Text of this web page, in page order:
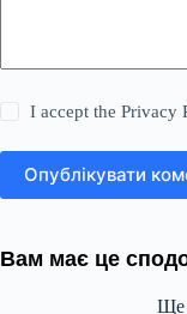
I accept thePrivacy
Опублікувати
Вам має це
Ще